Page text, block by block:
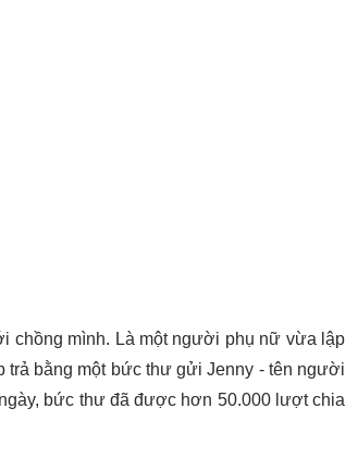
chồng mình. Là một người phụ nữ vừa lập
trả bằng một bức thư gửi Jenny - tên người
bức thư đã được hơn 50.000 lượt chia